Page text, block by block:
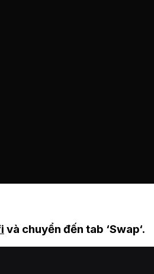
và chuyển đến tab ‘Swap‘.